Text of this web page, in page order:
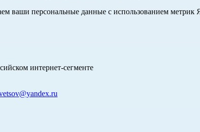
ваши персональные данные с использованием метрик
интернет-сегменте